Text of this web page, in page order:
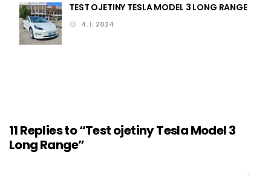
TEST OJETINY TESLA MODEL 3 LONG RANGE
4. 1. 2024
11 Replies to “Test ojetiny Tesla Model 3
Long Range”